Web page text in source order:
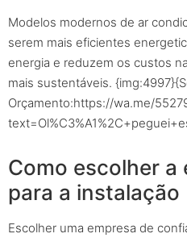
Modelos modernos de ar
serem mais eficientes
energia e reduzem os custos
mais sustentáveis.
Orçamento:https://wa.me/
Como escolher a
para a instalação
Escolher uma empresa de